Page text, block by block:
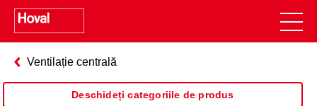
Ventilație centrală
Deschideți categoriile de produs